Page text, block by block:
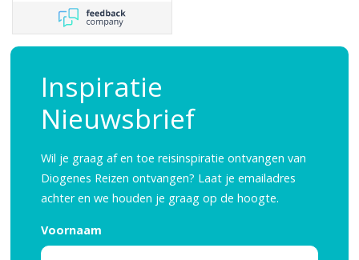
Inspiratie
Nieuwsbrief
Wil je graag af en toe reisinspiratie ontvangen van
Diogenes Reizen ontvangen? Laat je emailadres
achter en we houden je graag op de hoogte.
Voornaam
Reisinspiratie nodig?
Schrijf je dan in voor onze nieuwsbrief, boordevol
reisinspiratie en prachtige bestemmingen!
Nee, ik ben niet geïntereseerd